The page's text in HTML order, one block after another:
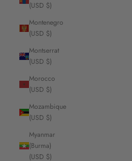
(USD $)
Montenegro
(USD $)
Montserrat
(USD $)
Morocco
(USD $)
Mozambique
(USD $)
Myanmar
(Burma)
(USD $)